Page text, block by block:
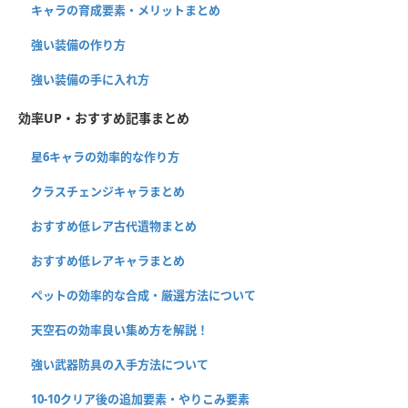
キャラの育成要素・メリットまとめ
強い装備の作り方
強い装備の手に入れ方
効率UP・おすすめ記事まとめ
星6キャラの効率的な作り方
クラスチェンジキャラまとめ
おすすめ低レア古代遺物まとめ
おすすめ低レアキャラまとめ
ペットの効率的な合成・厳選方法について
天空石の効率良い集め方を解説！
強い武器防具の入手方法について
10-10クリア後の追加要素・やりこみ要素